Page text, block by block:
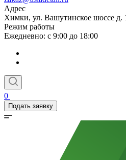
Адрес
Химки, ул. Вашутинское шоссе д.
Режим работы
Ежедневно: с 9:00 до 18:00
0
Подать заявку